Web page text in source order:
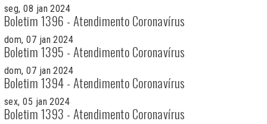
seg, 08 jan 2024
Boletim 1396 - Atendimento Coronavírus
dom, 07 jan 2024
Boletim 1395 - Atendimento Coronavírus
dom, 07 jan 2024
Boletim 1394 - Atendimento Coronavírus
sex, 05 jan 2024
Boletim 1393 - Atendimento Coronavírus